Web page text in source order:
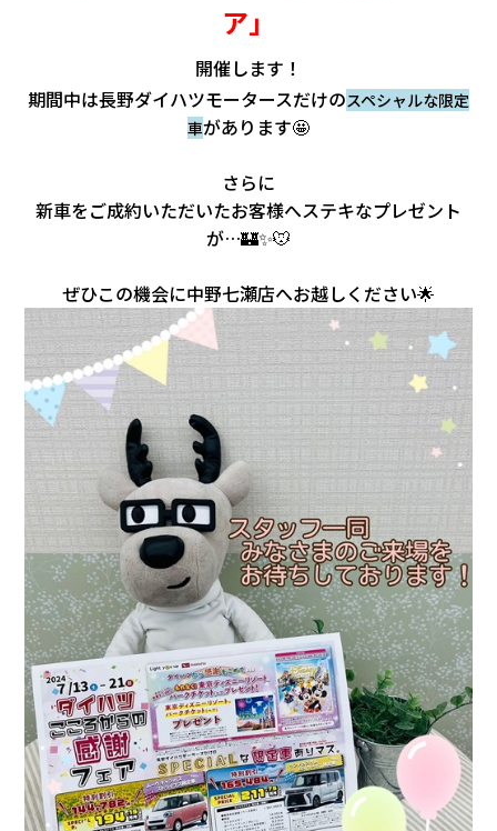
ア」
開催します！
期間中は長野ダイハツモータースだけのスペシャルな限定
車があります🤩
さらに
新車をご成約いただいたお客様へステキなプレゼント
が…🏰✨🐭
ぜひこの機会に中野七瀬店へお越しください🌟